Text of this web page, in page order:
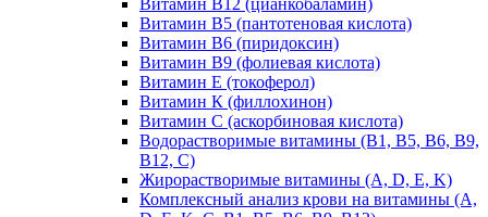
Витамин В12 (цианкобаламин)
Витамин В5 (пантотеновая кислота)
Витамин В6 (пиридоксин)
Витамин В9 (фолиевая кислота)
Витамин Е (токоферол)
Витамин К (филлохинон)
Витамин С (аскорбиновая кислота)
Водорастворимые витамины (B1, B5, B6, В9,
В12, С)
Жирорастворимые витамины (A, D, E, K)
Комплексный анализ крови на витамины (A,